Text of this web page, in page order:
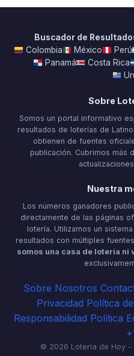
Buscador de
Colombia
México Perú
Panamá
Costa Rica
Sobre
Somos un portal informativo
resultados de loterías de
obtienen de fuentes
publicación. Cubrimos más
Nuestra
Los números ganadores
directamente de las páginas
lotería. Utilizamos un
resultados con múltiples
somos una casa de loteria ni
Sobre Nosotros
Privacidad Política
Responsabilidad Política
© 2026 Lotería de Hoy -